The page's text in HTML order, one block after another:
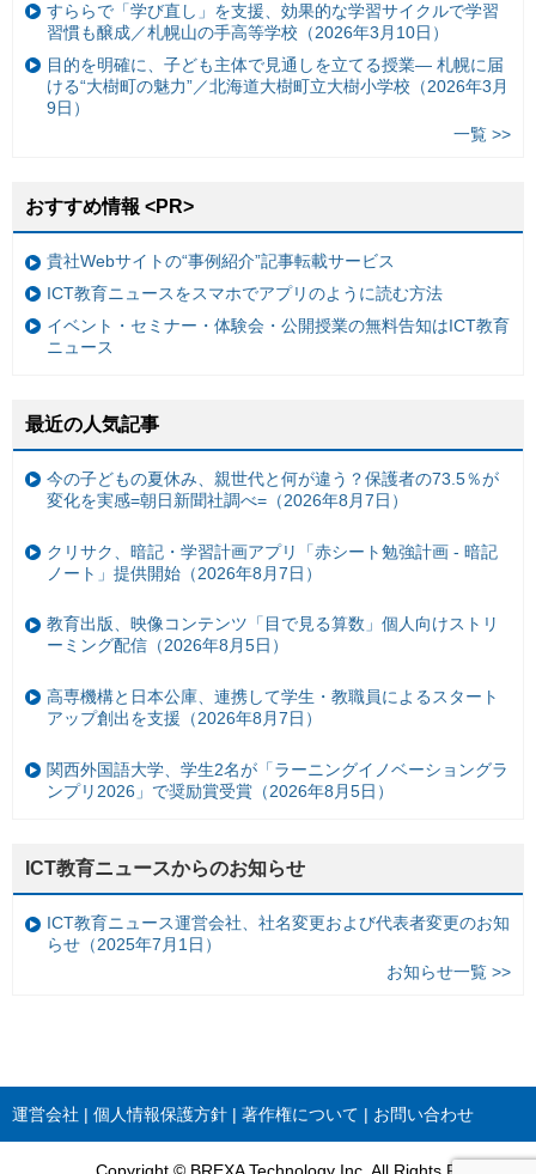
すららで「学び直し」を支援、効果的な学習サイクルで学習
習慣も醸成／札幌山の手高等学校（2026年3月10日）
目的を明確に、子ども主体で見通しを立てる授業— 札幌に届
ける“大樹町の魅力”／北海道大樹町立大樹小学校（2026年3月
9日）
一覧 >>
おすすめ情報 <PR>
貴社Webサイトの“事例紹介”記事転載サービス
ICT教育ニュースをスマホでアプリのように読む方法
イベント・セミナー・体験会・公開授業の無料告知はICT教育
ニュース
最近の人気記事
今の子どもの夏休み、親世代と何が違う？保護者の73.5％が
変化を実感=朝日新聞社調べ=（2026年8月7日）
クリサク、暗記・学習計画アプリ「赤シート勉強計画 - 暗記
ノート」提供開始（2026年8月7日）
教育出版、映像コンテンツ「目で見る算数」個人向けストリ
ーミング配信（2026年8月5日）
高専機構と日本公庫、連携して学生・教職員によるスタート
アップ創出を支援（2026年8月7日）
関西外国語大学、学生2名が「ラーニングイノベーショングラ
ンプリ2026」で奨励賞受賞（2026年8月5日）
ICT教育ニュースからのお知らせ
ICT教育ニュース運営会社、社名変更および代表者変更のお知
らせ（2025年7月1日）
お知らせ一覧 >>
運営会社 個人情報保護方針 著作権について お問い合わせ
Copyright © BREXA Technology Inc. All Rights Reserved.